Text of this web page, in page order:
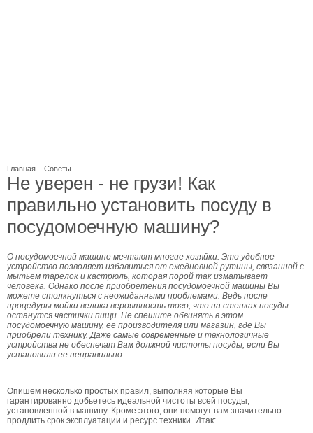
Главная Советы
Не уверен - не грузи! Как
правильно установить посуду в
посудомоечную машину?
О посудомоечной машине мечтают многие хозяйки. Это удобное
устройство позволяет избавиться от ежедневной рутины, связанной с
мытьем тарелок и кастрюль, которая порой так изматывает
человека. Однако после приобретения посудомоечной машины Вы
можете столкнуться с неожиданными проблемами. Ведь после
процедуры мойки велика вероятность того, что на стенках посуды
останутся частички пищи. Не спешите обвинять в этом
посудомоечную машину, ее производителя или магазин, где Вы
приобрели технику. Даже самые современные и технологичные
устройства не обеспечат Вам должной чистоты посуды, если Вы
установили ее неправильно.
Опишем несколько простых правил, выполняя которые Вы
гарантированно добьетесь идеальной чистоты всей посуды,
установленной в машину. Кроме этого, они помогут вам значительно
продлить срок эксплуатации и ресурс техники. Итак: